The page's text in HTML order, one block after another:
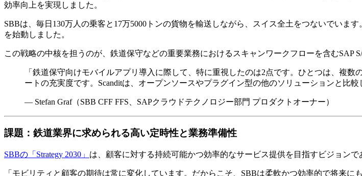
効率向上を実現しました。
SBBは、毎日130万人の乗客と17万5000トンの貨物を輸送しながら、スイス全土をつないでいま
を始動しました。
この戦略の中核を担うのが、鉄道保守などの重要業務におけるスキャンワークフローを含むSAP
「鉄道保守向けモバイルアプリ導入に際して、特に重視したのは2点です。ひとつは、複
ートの充実度です。Scanditは、オープンソースやプラグイン型の他のソリューションと比
— Stefan Graf（SBB CFF FFS、SAPクラウドテクノロジー部門 プロダクトオーナー）
課題：鉄道業界に求められる高い定時性と業務準備性
SBBの「Strategy 2030」 は、顧客に対する持続可能かつ効率的なサービス提供を目指すビジョン
「モビリティと顧客の期待は常に変化しています。だからこそ、SBBは柔軟かつ効率的で将来